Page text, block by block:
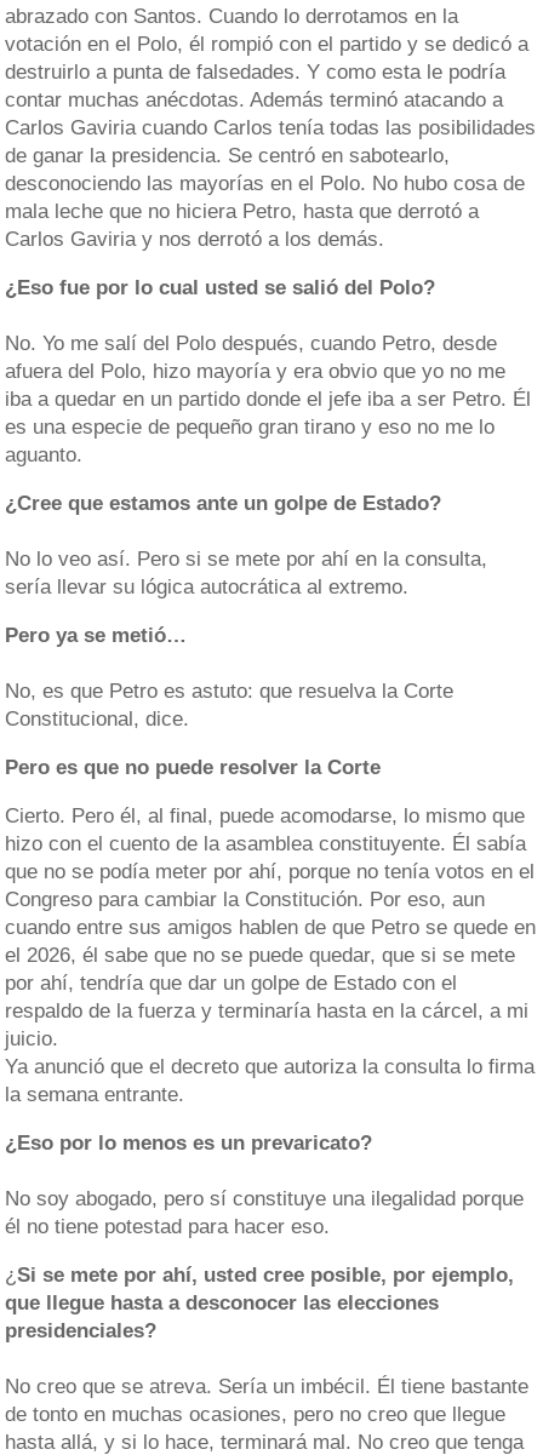
abrazado con Santos. Cuando lo derrotamos en la
votación en el Polo, él rompió con el partido y se dedicó a
destruirlo a punta de falsedades. Y como esta le podría
contar muchas anécdotas. Además terminó atacando a
Carlos Gaviria cuando Carlos tenía todas las posibilidades
de ganar la presidencia. Se centró en sabotearlo,
desconociendo las mayorías en el Polo. No hubo cosa de
mala leche que no hiciera Petro, hasta que derrotó a
Carlos Gaviria y nos derrotó a los demás.
¿Eso fue por lo cual usted se salió del Polo?
No. Yo me salí del Polo después, cuando Petro, desde
afuera del Polo, hizo mayoría y era obvio que yo no me
iba a quedar en un partido donde el jefe iba a ser Petro. Él
es una especie de pequeño gran tirano y eso no me lo
aguanto.
¿Cree que estamos ante un golpe de Estado?
No lo veo así. Pero si se mete por ahí en la consulta,
sería llevar su lógica autocrática al extremo.
Pero ya se metió…
No, es que Petro es astuto: que resuelva la Corte
Constitucional, dice.
Pero es que no puede resolver la Corte
Cierto. Pero él, al final, puede acomodarse, lo mismo que
hizo con el cuento de la asamblea constituyente. Él sabía
que no se podía meter por ahí, porque no tenía votos en el
Congreso para cambiar la Constitución. Por eso, aun
cuando entre sus amigos hablen de que Petro se quede en
el 2026, él sabe que no se puede quedar, que si se mete
por ahí, tendría que dar un golpe de Estado con el
respaldo de la fuerza y terminaría hasta en la cárcel, a mi
juicio.
Ya anunció que el decreto que autoriza la consulta lo firma
la semana entrante.
¿Eso por lo menos es un prevaricato?
No soy abogado, pero sí constituye una ilegalidad porque
él no tiene potestad para hacer eso.
¿Si se mete por ahí, usted cree posible, por ejemplo,
que llegue hasta a desconocer las elecciones
presidenciales?
No creo que se atreva. Sería un imbécil. Él tiene bastante
de tonto en muchas ocasiones, pero no creo que llegue
hasta allá, y si lo hace, terminará mal. No creo que tenga